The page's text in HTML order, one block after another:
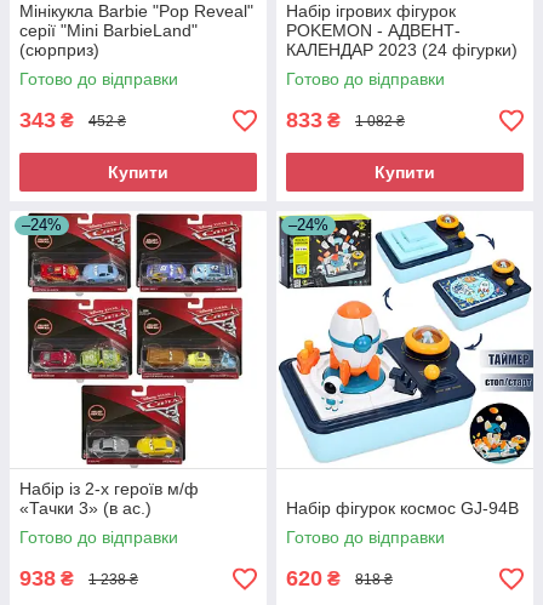
Мінікукла Barbie "Pop Reveal"
серії "Mini BarbieLand"
(сюрприз)
Готово до відправки
343 ₴ 452 ₴
Купити
Набір ігрових фігурок
POKEMON - АДВЕНТ-
КАЛЕНДАР 2023 (24 фігурки)
Готово до відправки
833 ₴ 1 082 ₴
Купити
–24%
Набір із 2-х героїв м/ф
«Тачки 3» (в ас.)
Готово до відправки
938 ₴ 1 238 ₴
–24%
Набір фігурок космос GJ-94B
Готово до відправки
620 ₴ 818 ₴